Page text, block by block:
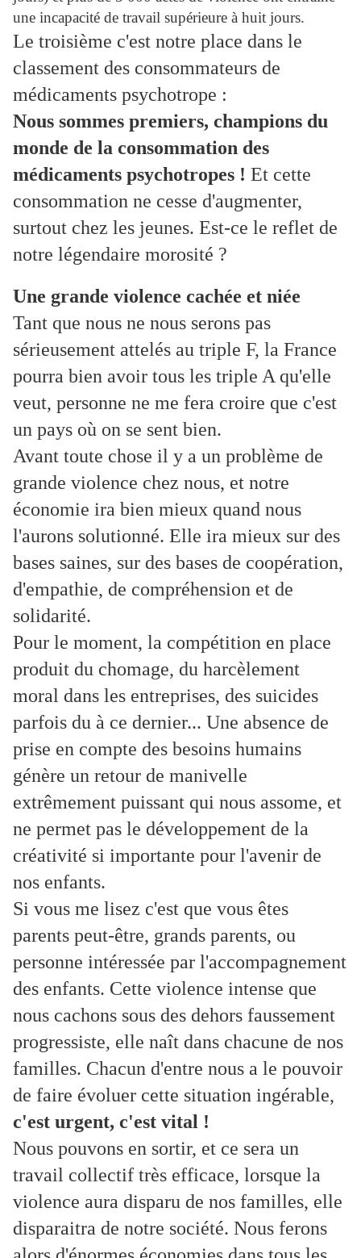
une incapacité de travail supérieure à huit jours.
Le troisième c'est notre place dans le
classement des consommateurs de
médicaments psychotrope :
Nous sommes premiers, champions du
monde de la consommation des
médicaments psychotropes ! Et cette
consommation ne cesse d'augmenter,
surtout chez les jeunes. Est-ce le reflet de
notre légendaire morosité ?
Une grande violence cachée et niée
Tant que nous ne nous serons pas
sérieusement attelés au triple F, la France
pourra bien avoir tous les triple A qu'elle
veut, personne ne me fera croire que c'est
un pays où on se sent bien.
Avant toute chose il y a un problème de
grande violence chez nous, et notre
économie ira bien mieux quand nous
l'aurons solutionné. Elle ira mieux sur des
bases saines, sur des bases de coopération,
d'empathie, de compréhension et de
solidarité.
Pour le moment, la compétition en place
produit du chomage, du harcèlement
moral dans les entreprises, des suicides
parfois du à ce dernier... Une absence de
prise en compte des besoins humains
génère un retour de manivelle
extrêmement puissant qui nous assome, et
ne permet pas le développement de la
créativité si importante pour l'avenir de
nos enfants.
Si vous me lisez c'est que vous êtes
parents peut-être, grands parents, ou
personne intéressée par l'accompagnement
des enfants. Cette violence intense que
nous cachons sous des dehors faussement
progressiste, elle naît dans chacune de nos
familles. Chacun d'entre nous a le pouvoir
de faire évoluer cette situation ingérable,
c'est urgent, c'est vital !
Nous pouvons en sortir, et ce sera un
travail collectif très efficace, lorsque la
violence aura disparu de nos familles, elle
disparaitra de notre société. Nous ferons